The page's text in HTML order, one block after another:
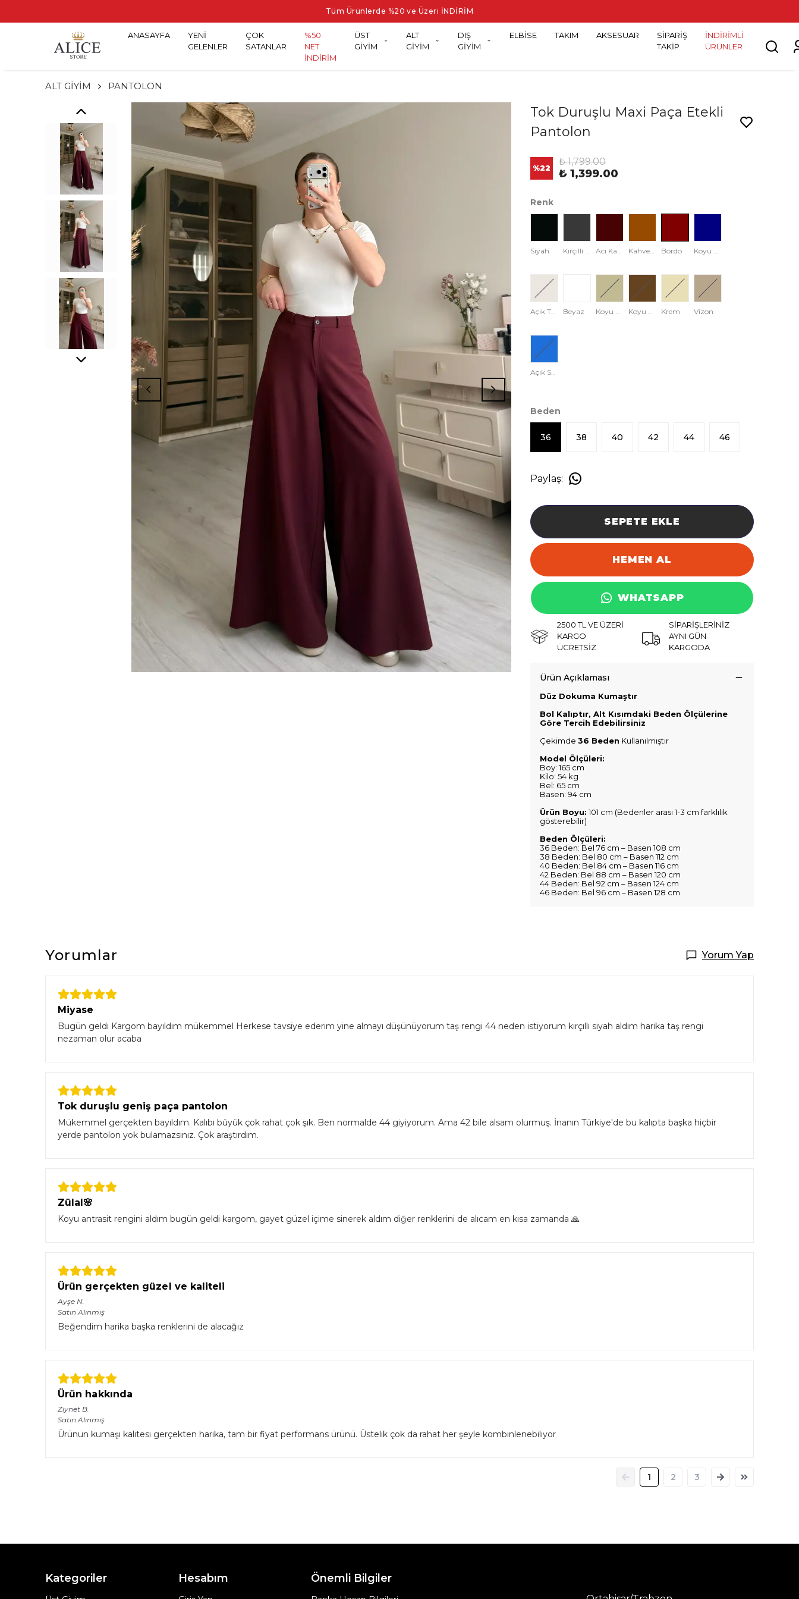
Tüm Ürünlerde %20 ve Üzeri İNDİRİM
ANASAYFA
YENİ
GELENLER
ÇOK
SATANLAR
%50
NET
İNDİRİM
ÜST
GİYİM
ALT
GİYİM
DIŞ
GİYİM
ELBİSE TAKIM AKSESUAR
SİPARİŞ
TAKİP
İNDİRİMLİ
ÜRÜNLER
ALT GİYİM PANTOLON
Tok Duruşlu Maxi Paça Etekli
Pantolon
%22
₺ 1,799.00
₺ 1,399.00
Renk
Siyah Kırçıllı Siyah Acı Kahve Kahverengi Bordo Koyu Lacivert
Açık Taş Rengi Beyaz Koyu Krem Koyu Kahve Krem Vizon
Açık Saks Mavisi
Beden
36 38 40 42 44 46
Paylaş:
SEPETE EKLE
HEMEN AL
WHATSAPP
2500 TL VE ÜZERİ
KARGO
ÜCRETSİZ
SİPARİŞLERİNİZ
AYNI GÜN
KARGODA
Ürün Açıklaması
Düz Dokuma Kumaştır
Bol Kalıptır, Alt Kısımdaki Beden Ölçülerine
Göre Tercih Edebilirsiniz
Çekimde 36 Beden Kullanılmıştır
Model Ölçüleri:
Boy: 165 cm
Kilo: 54 kg
Bel: 65 cm
Basen: 94 cm
Ürün Boyu:101 cm (Bedenler arası 1-3 cm farklılık
gösterebilir)
Beden Ölçüleri:
36 Beden: Bel 76 cm – Basen 108 cm
38 Beden: Bel 80 cm – Basen 112 cm
40 Beden: Bel 84 cm – Basen 116 cm
42 Beden: Bel 88 cm – Basen 120 cm
44 Beden: Bel 92 cm – Basen 124 cm
46 Beden: Bel 96 cm – Basen 128 cm
Yorumlar Yorum Yap
Miyase
Bugün geldi Kargom bayıldım mükemmel Herkese tavsiye ederim yine almayı düşünüyorum taş rengi 44 neden istiyorum kırçıllı siyah aldım harika taş rengi
nezaman olur acaba
Tok duruşlu geniş paça pantolon
Mükemmel gerçekten bayıldım. Kalıbı büyük çok rahat çok şık. Ben normalde 44 giyiyorum. Ama 42 bile alsam olurmuş. İnanın Türkiye'de bu kalıpta başka hiçbir
yerde pantolon yok bulamazsınız. Çok araştırdım.
Zülal🌸
Koyu antrasit rengini aldım bugün geldi kargom, gayet güzel içime sinerek aldım diğer renklerini de alıcam en kısa zamanda 🙏
Ürün gerçekten güzel ve kaliteli
Ayşe N.
Satın Alınmış
Beğendim harika başka renklerini de alacağız
Ürün hakkında
Ziynet B.
Satın Alınmış
Ürünün kumaşı kalitesi gerçekten harika, tam bir fiyat performans ürünü. Üstelik çok da rahat her şeyle kombinlenebiliyor
1 2 3
Kategoriler Hesabım Önemli Bilgiler